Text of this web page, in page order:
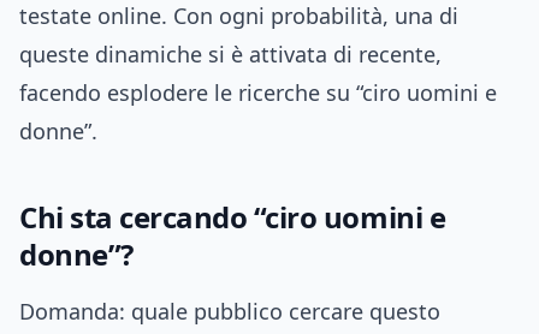
testate online. Con ogni probabilità, una di
queste dinamiche si è attivata di recente,
facendo esplodere le ricerche su “ciro uomini e
donne”.
Chi sta cercando “ciro uomini e
donne”?
Domanda: quale pubblico cercare questo